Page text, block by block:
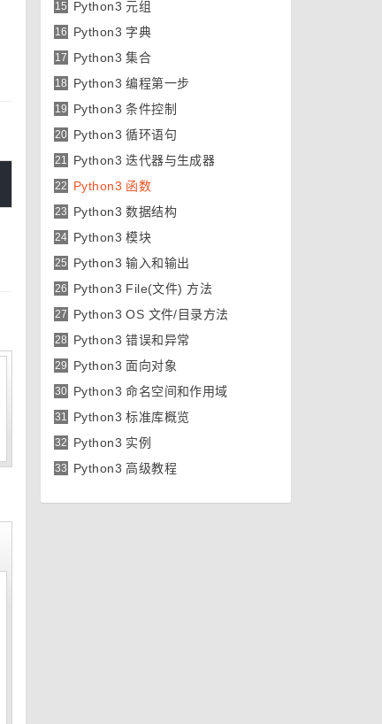
15 Python3 元组
16 Python3 字典
17 Python3 集合
18 Python3 编程第一步
19 Python3 条件控制
20 Python3 循环语句
21 Python3 迭代器与生成器
22 Python3 函数
23 Python3 数据结构
24 Python3 模块
25 Python3 输入和输出
26 Python3 File(文件) 方法
27 Python3 OS 文件/目录方法
28 Python3 错误和异常
29 Python3 面向对象
30 Python3 命名空间和作用域
31 Python3 标准库概览
32 Python3 实例
33 Python3 高级教程